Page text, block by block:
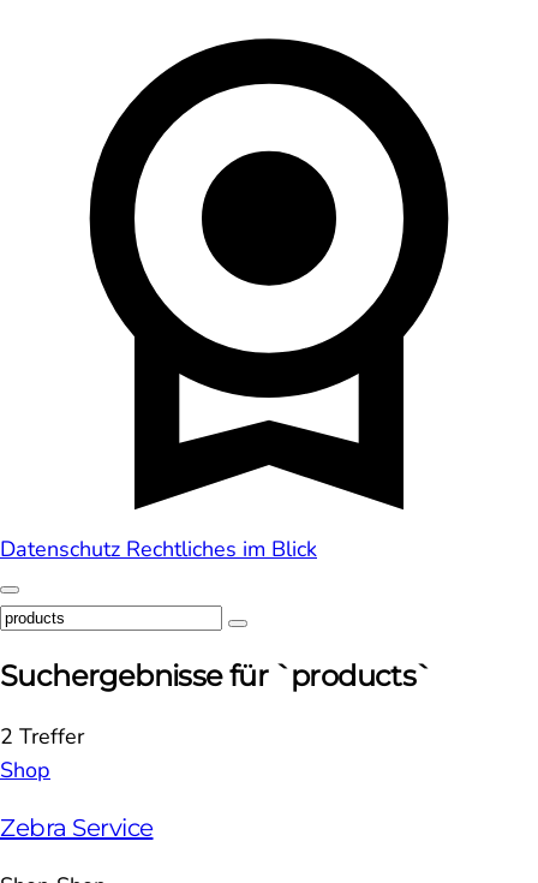
Datenschutz Rechtliches im Blick
Suchergebnisse für `products`
2 Treffer
Shop
Zebra Service